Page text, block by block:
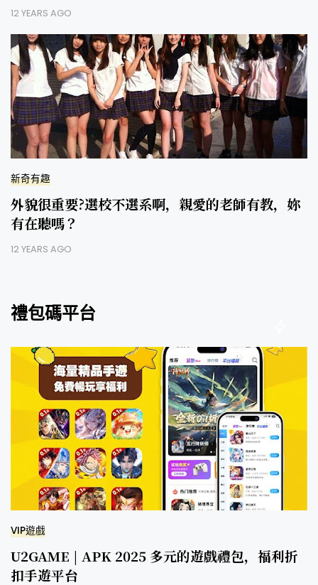
12 YEARS AGO
新奇有趣
外貌很重要?選校不選系啊，親愛的老師有教，妳
有在聽嗎？
12 YEARS AGO
禮包碼平台
VIP遊戲
U2GAME | APK 2025 多元的遊戲禮包，福利折
扣手遊平台